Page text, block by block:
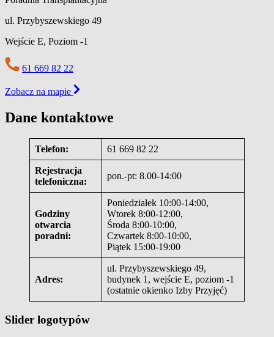
ul. Przybyszewskiego 49
Wejście E, Poziom -1
61 669 82 22
Zobacz na mapie
Dane kontaktowe
Telefon: 61 669 82 22
Rejestracja
telefoniczna:
pon.-pt: 8.00-14:00
Godziny
otwarcia
poradni:
Poniedziałek 10:00-14:00,
Wtorek 8:00-12:00,
Środa 8:00-10:00,
Czwartek 8:00-10:00,
Piątek 15:00-19:00
Adres:
ul. Przybyszewskiego 49,
budynek 1, wejście E, poziom -1
(ostatnie okienko Izby Przyjęć)
Slider logotypów